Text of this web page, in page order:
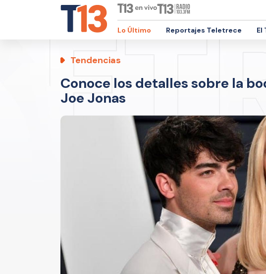
Lo Último Reportajes Teletrece El
Tendencias
Conoce los detalles sobre la
Joe Jonas